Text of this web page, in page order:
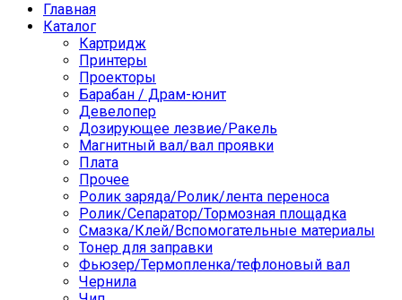
Главная
Каталог
Картридж
Принтеры
Проекторы
Барабан / Драм-юнит
Девелопер
Дозирующее лезвие/Ракель
Магнитный вал/вал проявки
Плата
Прочее
Ролик заряда/Ролик/лента переноса
Ролик/Сепаратор/Тормозная площадка
Смазка/Клей/Вспомогательные материалы
Тонер для заправки
Фьюзер/Термопленка/тефлоновый вал
Чернила